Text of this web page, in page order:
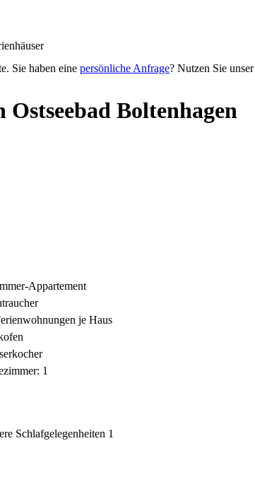
Sie haben eine persönliche Anfrage? Nutzen Sie unser
Boltenhagen
Appartement
je Haus
1
Schlafgelegenheiten 1